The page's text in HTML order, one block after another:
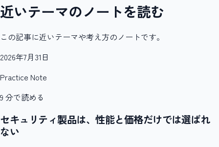
近いテーマのノートを読む
この記事に近いテーマや考え方のノートです。
2026年7月31日
Practice Note
9 分で読める
セキュリティ製品は、性能と価格だけでは選ばれ
ない